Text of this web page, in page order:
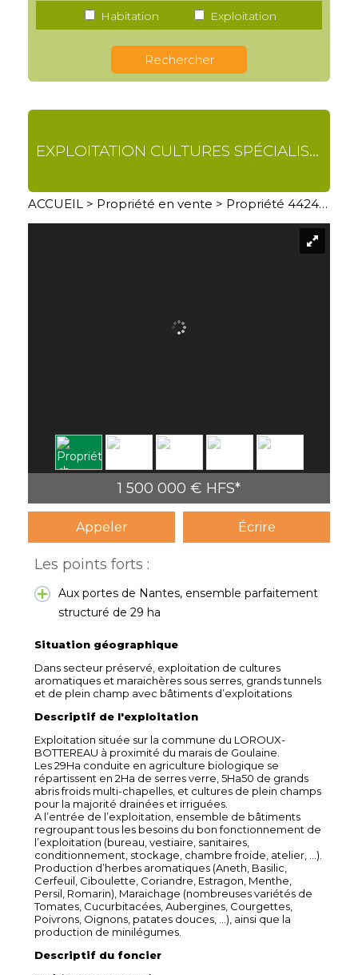
Habitation Exploitation
EXPLOITATION CULTURES SPÉCIALISÉES
ACCUEIL > Propriété en vente > Propriété 4424XC01
1 500 000 € HFS*
Appeler Écrire
Les points forts :
Aux portes de Nantes, ensemble parfaitement
structuré de 29 ha
Situation géographique
Dans secteur préservé, exploitation de cultures
aromatiques et maraichères sous serres, grands tunnels
et de plein champ avec bâtiments d’exploitations
Descriptif de l'exploitation
Exploitation située sur la commune du LOROUX-
BOTTEREAU à proximité du marais de Goulaine.
Les 29Ha conduite en agriculture biologique se
répartissent en 2Ha de serres verre, 5Ha50 de grands
abris froids multi-chapelles, et cultures de plein champs
pour la majorité drainées et irriguées.
A l’entrée de l’exploitation, ensemble de bâtiments
regroupant tous les besoins du bon fonctionnement de
l’exploitation (bureau, vestiaire, sanitaires,
conditionnement, stockage, chambre froide, atelier, …).
Production d’herbes aromatiques (Aneth, Basilic,
Cerfeuil, Ciboulette, Coriandre, Estragon, Menthe,
Persil, Romarin), Maraichage (nombreuses variétés de
Tomates, Cucurbitacées, Aubergines, Courgettes,
Poivrons, Oignons, patates douces, …), ainsi que la
production de minilégumes.
Descriptif du foncier